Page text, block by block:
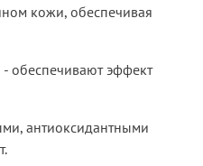
кожи, обеспечивая
обеспечивают эффект
антиоксидантными